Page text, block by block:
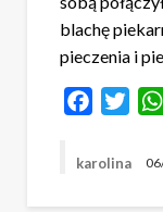
blachę
pieczenia i
Facebook
karolina